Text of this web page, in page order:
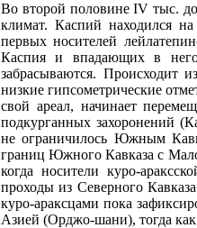
Во второй половине IV тыс.
климат. Каспий находился на
первых носителей
Каспия и впадающих в
забрасываются. Происходит
низкие гипсометрические
свой ареал, начинает
подкурганных захоронений
не ограничилось Южным
границ Южного Кавказа с
когда носители куро-
проходы из Северного
куро-араксцами пока
Азией (Орджо-шани), тогда